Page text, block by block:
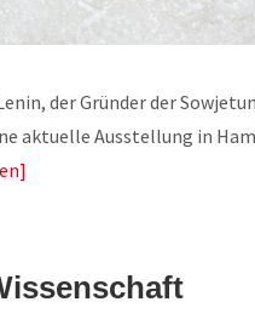
der Gründer der
aktuelle Ausstellung in